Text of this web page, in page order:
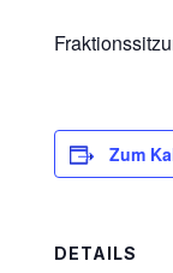
Zum
DETAILS